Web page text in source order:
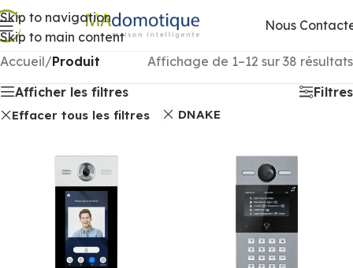
Skip to navigation
Skip to main content
Nous
Accueil/Produit
Affichage de 1–12 sur 38 résultats
Afficher les filtres
Filtres
Effacer tous les filtres DNAKE